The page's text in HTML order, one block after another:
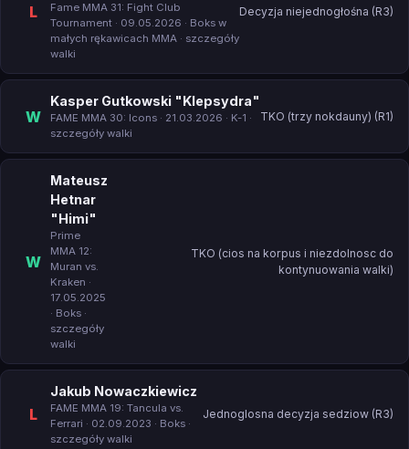
L
Fame MMA 31: Fight Club
Tournament · 09.05.2026 · Boks w
małych rękawicach MMA · szczegóły
walki
Decyzja niejednogłośna (R3)
W
Kasper Gutkowski "Klepsydra"
FAME MMA 30: Icons · 21.03.2026 · K-1 ·
szczegóły walki
TKO (trzy nokdauny) (R1)
W
Mateusz
Hetnar
"Himi"
Prime
MMA 12:
Muran vs.
Kraken ·
17.05.2025
· Boks ·
szczegóły
walki
TKO (cios na korpus i niezdolnosc do
kontynuowania walki)
L
Jakub Nowaczkiewicz
FAME MMA 19: Tancula vs.
Ferrari · 02.09.2023 · Boks ·
szczegóły walki
Jednoglosna decyzja sedziow (R3)